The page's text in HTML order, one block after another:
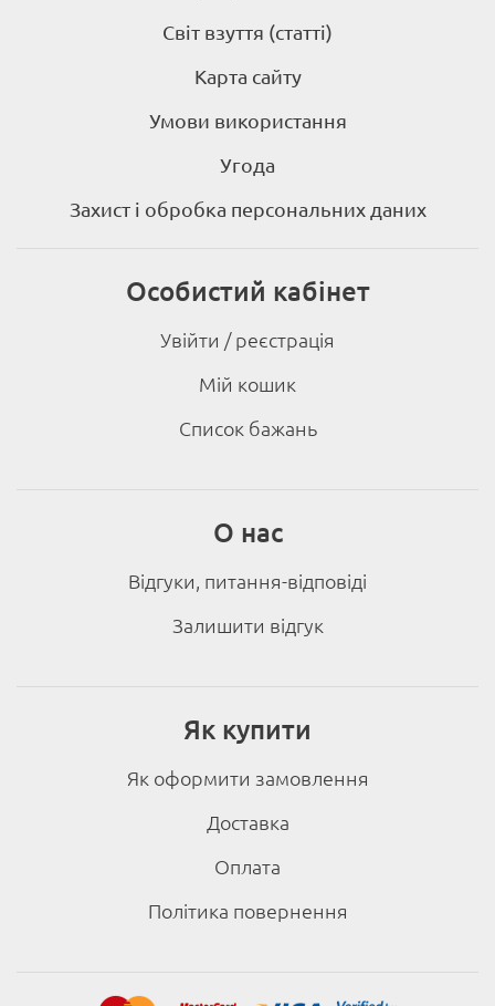
Світ взуття (статті)
Карта сайту
Умови використання
Угода
Захист і обробка персональних даних
Особистий кабінет
Увійти / реєстрація
Мій кошик
Список бажань
О нас
Відгуки, питання-відповіді
Залишити відгук
Як купити
Як оформити замовлення
Доставка
Оплата
Політика повернення